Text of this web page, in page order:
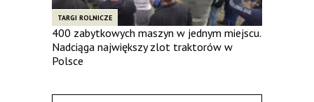
TARGI ROLNICZE
400 zabytkowych maszyn w jednym miejscu.
Nadciąga największy zlot traktorów w
Polsce